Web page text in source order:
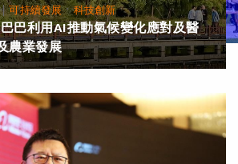
|可持續發展·科技創新
巴利用AI推動氣候變化應對及醫
農業發展